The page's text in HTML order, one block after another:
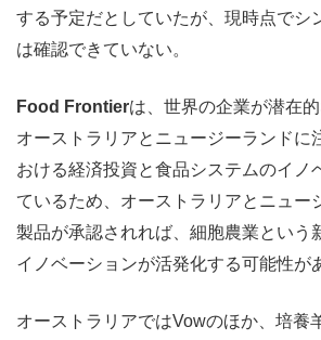
する予定だとしていたが、現時点でシ
は確認できていない。
Food Frontierは、世界の企業が潜在
オーストラリアとニュージーランドに
おける経済投資と食品システムのイノ
ているため、オーストラリアとニュー
製品が承認されれば、細胞農業という
イノベーションが活発化する可能性が
オーストラリアではVowのほか、培養